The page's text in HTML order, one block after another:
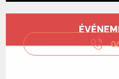
Ouverture et